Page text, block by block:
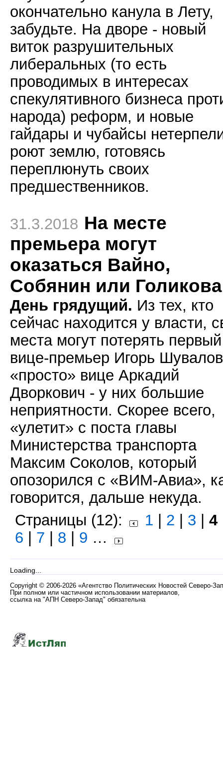
окончательно канула в Лету,
забудьте. На дворе - новый
виток разрушительных
либеральных (то есть
проводимых в интересах
спекулятивного бизнеса
народа) реформ, и новые
гайдары и чубайсы
роют землю, готовясь
переплюнуть своих
предшественников.
31.3.2018 На месте
премьера могут
оказаться Вайно,
Собянин или Голикова
День грядущий. Из тех, кто
сейчас находится у власти,
места могут потерять первый
вице-премьер Игорь
«просто» вице Аркадий
Дворкович - у них большие
неприятности. Скорее всего,
«улетит» с поста главы
Министерства транспорта
Максим Соколов, который
опозорился с «ВИМ-Авиа»,
говорится, дальше некуда.
Страницы (12):
1 2 3 4
6
7 8 9 …
Loading...
Copyright © 2006-2026 «Агентство Политических Новостей Северо-
При полном или частичном использовании материалов,
ссылка на "АПН Северо-Запад" обязательна